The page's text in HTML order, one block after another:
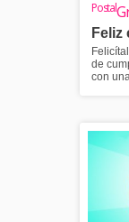
Postal
Feliz
de
con